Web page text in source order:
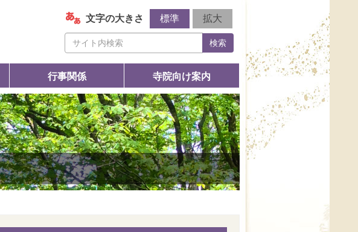
文字の大きさ 標準 拡大
検索
行事関係 寺院向け案内